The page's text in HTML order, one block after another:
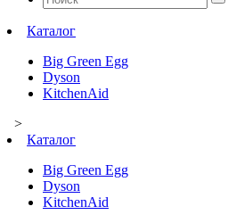
Каталог
Big Green Egg
Dyson
KitchenAid
>
Каталог
Big Green Egg
Dyson
KitchenAid